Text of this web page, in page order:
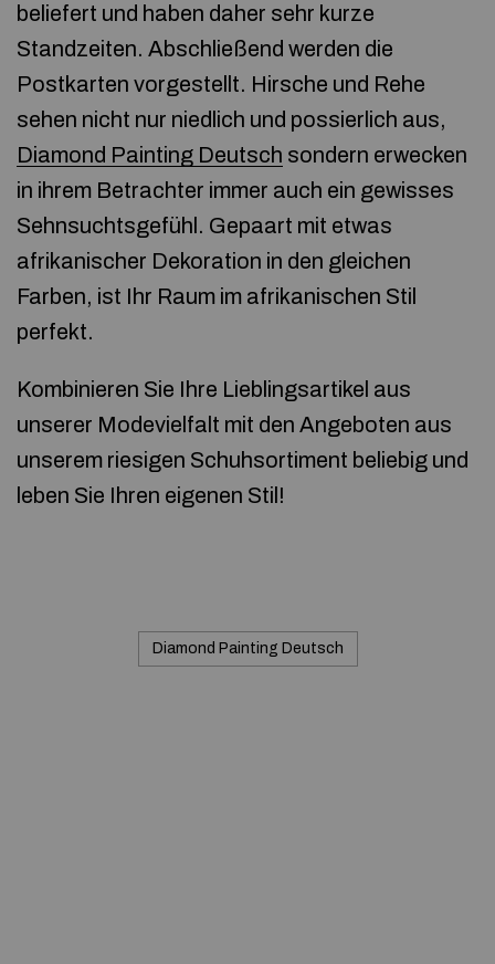
beliefert und haben daher sehr kurze
Standzeiten. Abschließend werden die
Postkarten vorgestellt. Hirsche und Rehe
sehen nicht nur niedlich und possierlich aus,
Diamond Painting Deutsch sondern erwecken
in ihrem Betrachter immer auch ein gewisses
Sehnsuchtsgefühl. Gepaart mit etwas
afrikanischer Dekoration in den gleichen
Farben, ist Ihr Raum im afrikanischen Stil
perfekt.
Kombinieren Sie Ihre Lieblingsartikel aus
unserer Modevielfalt mit den Angeboten aus
unserem riesigen Schuhsortiment beliebig und
leben Sie Ihren eigenen Stil!
Diamond Painting Deutsch